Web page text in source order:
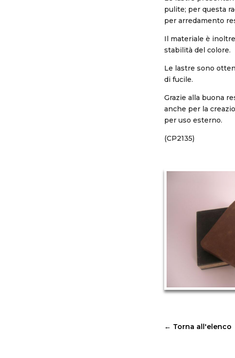
pulite; per questa
per arredamento
Il materiale è
stabilità del colore.
Le lastre sono
di fucile.
Grazie alla buona
anche per la
per uso esterno.
(CP2135)
← Torna all'elenco